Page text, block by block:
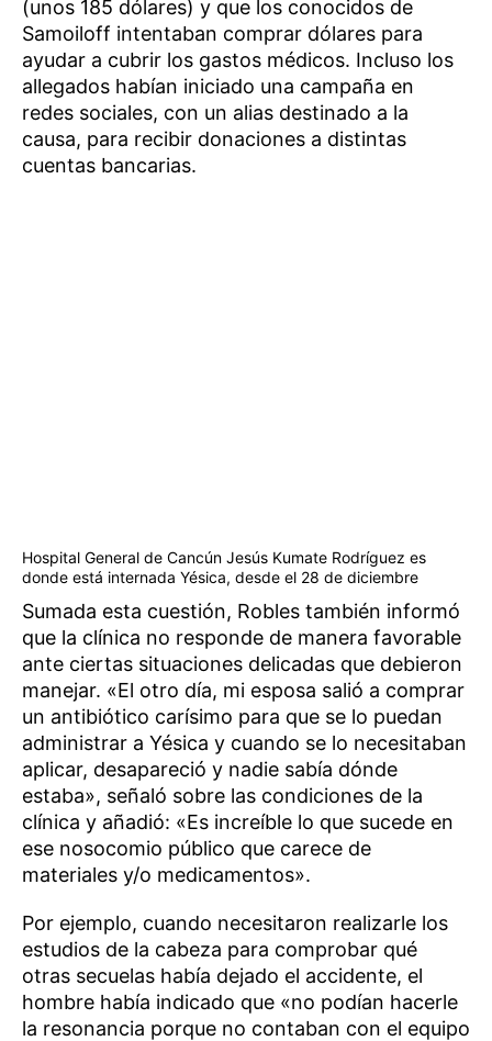
(unos 185 dólares) y que los conocidos de
Samoiloff intentaban comprar dólares para
ayudar a cubrir los gastos médicos. Incluso los
allegados habían iniciado una campaña en
redes sociales, con un alias destinado a la
causa, para recibir donaciones a distintas
cuentas bancarias.
Hospital General de Cancún Jesús Kumate Rodríguez es
donde está internada Yésica, desde el 28 de diciembre
Sumada esta cuestión, Robles también informó
que la clínica no responde de manera favorable
ante ciertas situaciones delicadas que debieron
manejar. «El otro día, mi esposa salió a comprar
un antibiótico carísimo para que se lo puedan
administrar a Yésica y cuando se lo necesitaban
aplicar, desapareció y nadie sabía dónde
estaba», señaló sobre las condiciones de la
clínica y añadió: «Es increíble lo que sucede en
ese nosocomio público que carece de
materiales y/o medicamentos».
Por ejemplo, cuando necesitaron realizarle los
estudios de la cabeza para comprobar qué
otras secuelas había dejado el accidente, el
hombre había indicado que «no podían hacerle
la resonancia porque no contaban con el equipo